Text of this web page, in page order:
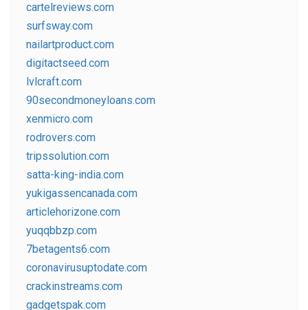
cartelreviews.com
surfsway.com
nailartproduct.com
digitactseed.com
lvlcraft.com
90secondmoneyloans.com
xenmicro.com
rodrovers.com
tripssolution.com
satta-king-india.com
yukigassencanada.com
articlehorizone.com
yuqqbbzp.com
7betagents6.com
coronavirusuptodate.com
crackinstreams.com
gadgetspak.com